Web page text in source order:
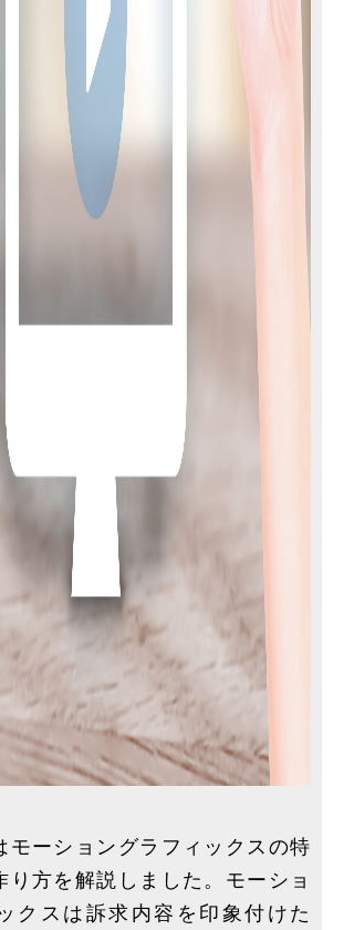
モーショングラフィックスの特
り方を解説しました。モーショ
クスは訴求内容を印象付けた